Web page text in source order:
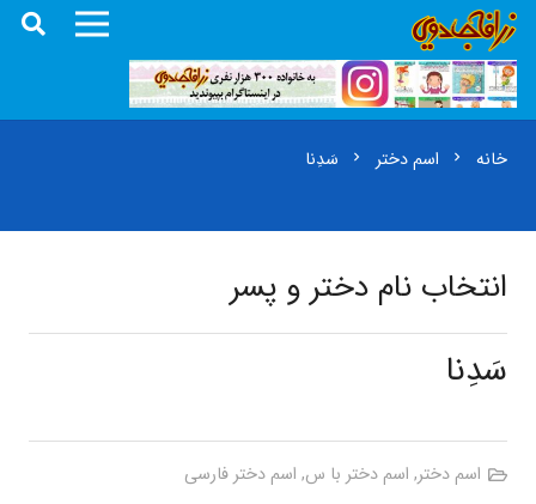
خانه chevron_right اسم دختر chevron_right سَدِنا
انتخاب نام دختر و پسر
سَدِنا
اسم دختر, اسم دختر با س, اسم دختر فارسی